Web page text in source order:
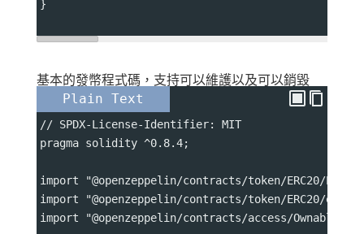
}
基本的發幣程式碼，支持可以維護以及可以銷毀
Plain Text
// SPDX-License-Identifier: MIT
pragma solidity ^0.8.4;
import "@openzeppelin/contracts/token/ERC20/
import "@openzeppelin/contracts/token/ERC20/
import "@openzeppelin/contracts/access/